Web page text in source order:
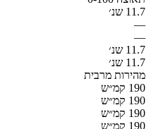
11.7 שנ׳
—
—
11.7 שנ׳
11.7 שנ׳
מהירות מרבית
190 קמ״ש
190 קמ״ש
190 קמ״ש
190 קמ״ש